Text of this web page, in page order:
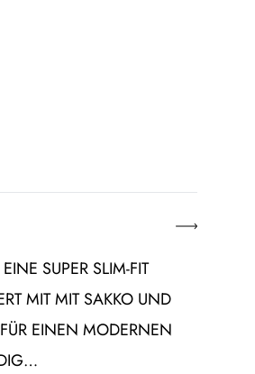
SUPER SLIM-FIT
MIT MIT SAKKO UND
EINEN MODERNEN